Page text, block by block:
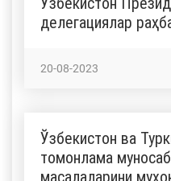
делегациялар
20-08-2023
Ўзбекистон ва
томонлама
масалаларини